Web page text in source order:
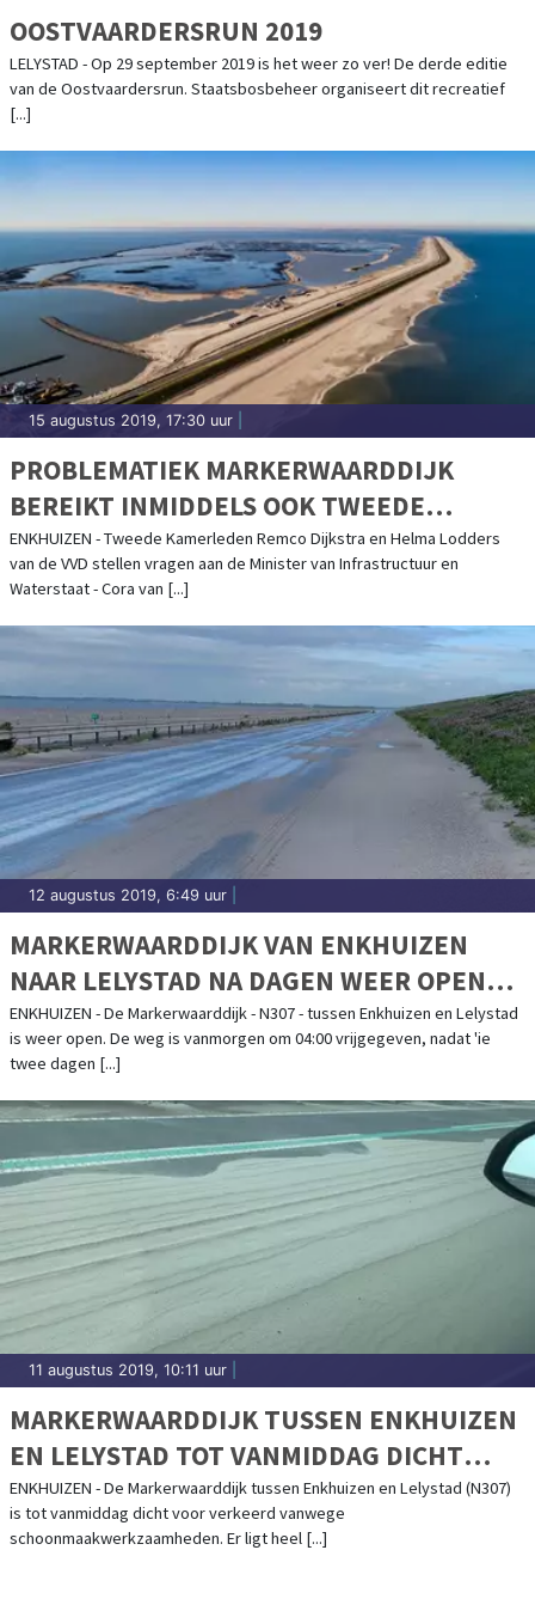
OOSTVAARDERSRUN 2019
LELYSTAD - Op 29 september 2019 is het weer zo ver! De derde editie
van de Oostvaardersrun. Staatsbosbeheer organiseert dit recreatief
[...]
15 augustus 2019, 17:30 uur
PROBLEMATIEK MARKERWAARDDIJK
BEREIKT INMIDDELS OOK TWEEDE
KAMERLEDEN
ENKHUIZEN - Tweede Kamerleden Remco Dijkstra en Helma Lodders
van de VVD stellen vragen aan de Minister van Infrastructuur en
Waterstaat - Cora van [...]
12 augustus 2019, 6:49 uur
MARKERWAARDDIJK VAN ENKHUIZEN
NAAR LELYSTAD NA DAGEN WEER OPEN
VOOR VERKEER
ENKHUIZEN - De Markerwaarddijk - N307 - tussen Enkhuizen en Lelystad
is weer open. De weg is vanmorgen om 04:00 vrijgegeven, nadat 'ie
twee dagen [...]
11 augustus 2019, 10:11 uur
MARKERWAARDDIJK TUSSEN ENKHUIZEN
EN LELYSTAD TOT VANMIDDAG DICHT
VANWEGE ZAND
ENKHUIZEN - De Markerwaarddijk tussen Enkhuizen en Lelystad (N307)
is tot vanmiddag dicht voor verkeerd vanwege
schoonmaakwerkzaamheden. Er ligt heel [...]